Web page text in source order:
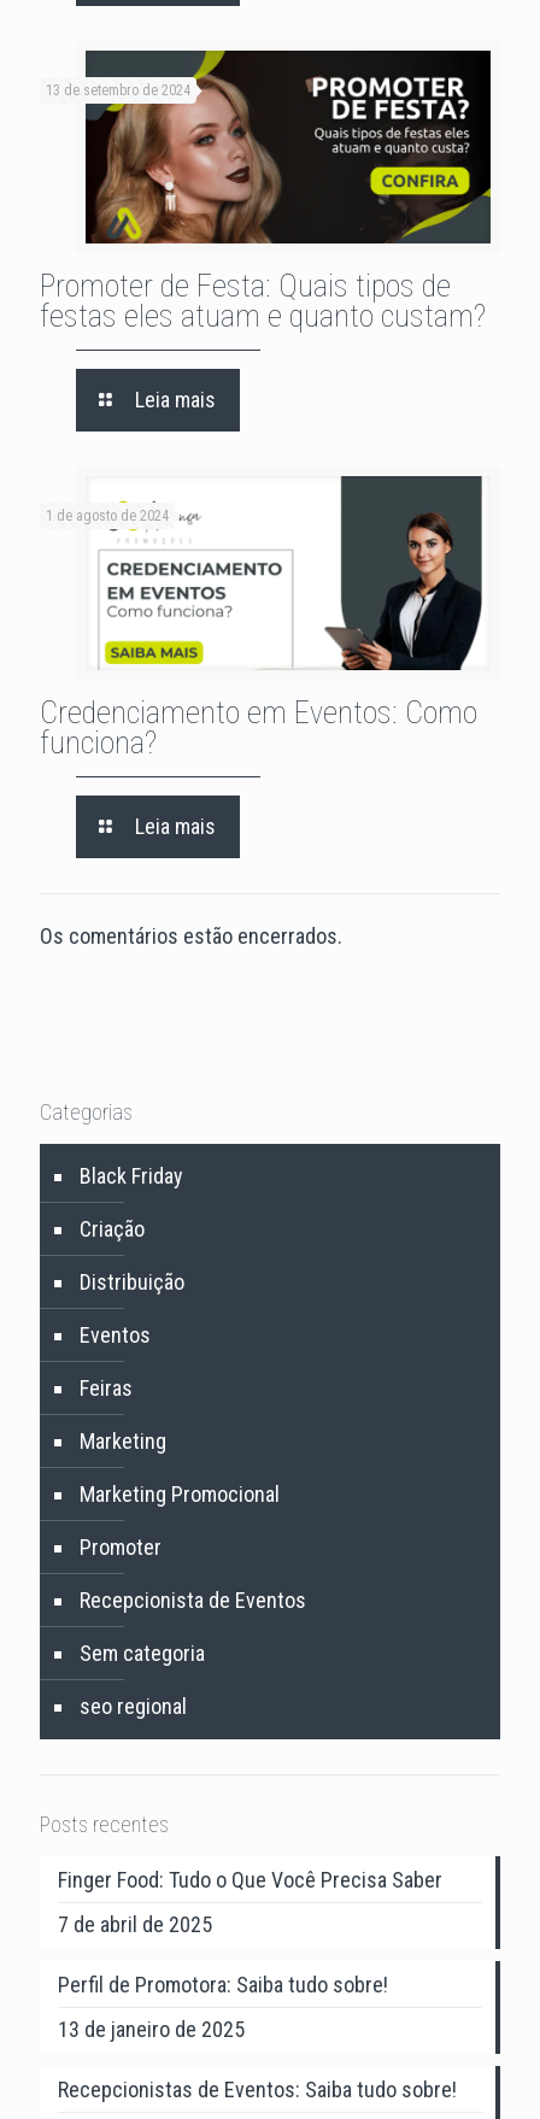
13 de setembro de 2024
Promoter de Festa: Quais tipos de
festas eles atuam e quanto custam?
Leia mais
1 de agosto de 2024
Credenciamento em Eventos: Como
funciona?
Leia mais
Os comentários estão encerrados.
Categorias
Black Friday
Criação
Distribuição
Eventos
Feiras
Marketing
Marketing Promocional
Promoter
Recepcionista de Eventos
Sem categoria
seo regional
Posts recentes
Finger Food: Tudo o Que Você Precisa Saber
7 de abril de 2025
Perfil de Promotora: Saiba tudo sobre!
13 de janeiro de 2025
Recepcionistas de Eventos: Saiba tudo sobre!